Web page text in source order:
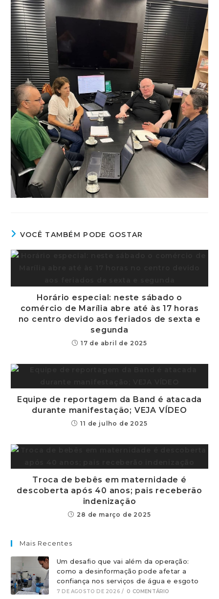
VOCÊ TAMBÉM PODE GOSTAR
Horário especial: neste sábado o
comércio de Marília abre até às 17 horas
no centro devido aos feriados de sexta e
segunda
17 de abril de 2025
Equipe de reportagem da Band é atacada
durante manifestação; VEJA VÍDEO
11 de julho de 2025
Troca de bebês em maternidade é
descoberta após 40 anos; pais receberão
indenização
28 de março de 2025
Mais Recentes
Um desafio que vai além da operação:
como a desinformação pode afetar a
confiança nos serviços de água e esgoto
7 DE AGOSTO DE 2026 / 0 COMENTÁRIO